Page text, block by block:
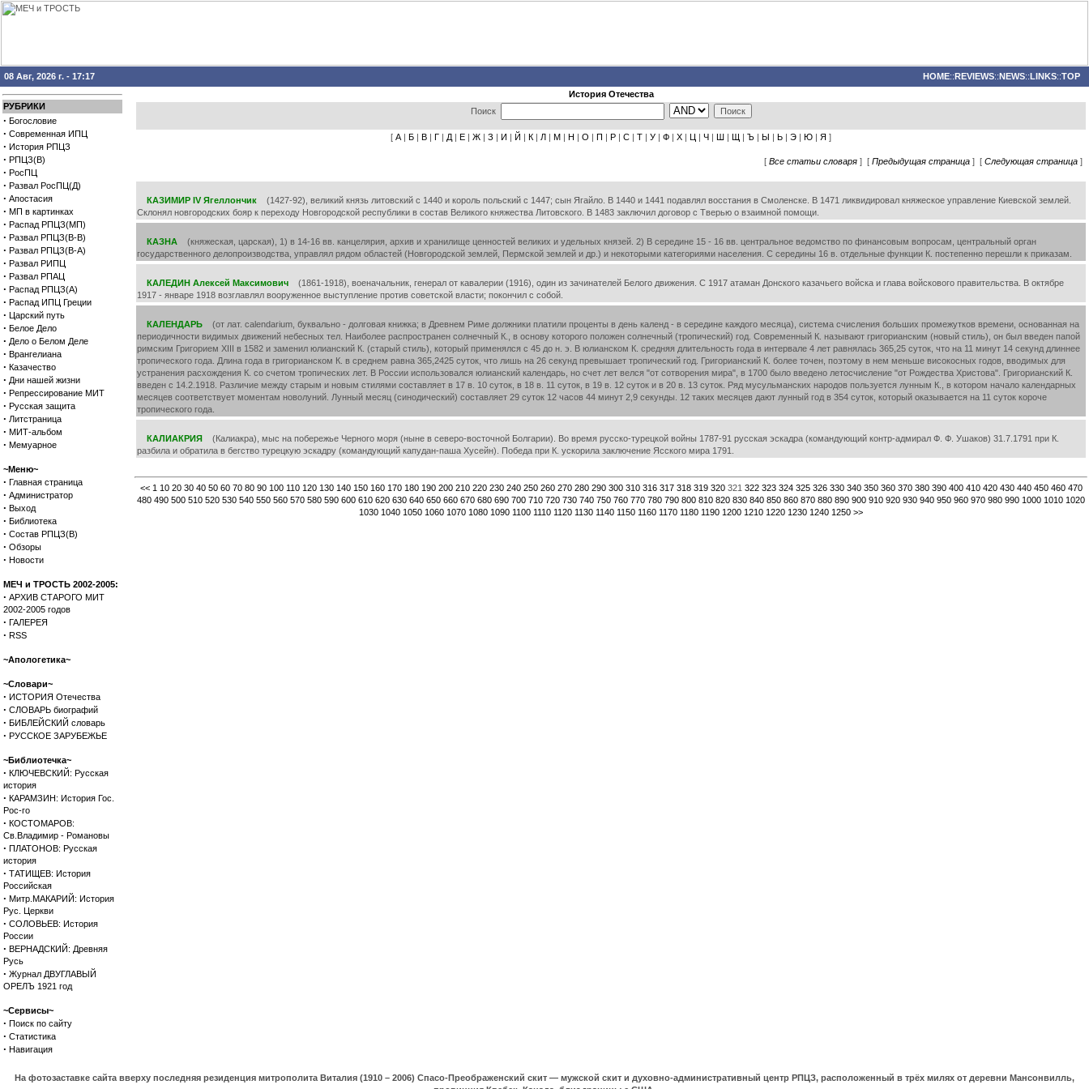
08 Авг, 2026 г. - 17:17 HOME::REVIEWS::NEWS::LINKS::TOP
РУБРИКИ
· Богословие
· Современная ИПЦ
· История РПЦЗ
· РПЦЗ(В)
· РосПЦ
· Развал РосПЦ(Д)
· Апостасия
· МП в картинках
· Распад РПЦЗ(МП)
· Развал РПЦЗ(В-В)
· Развал РПЦЗ(В-А)
· Развал РИПЦ
· Развал РПАЦ
· Распад РПЦЗ(А)
· Распад ИПЦ Греции
· Царский путь
· Белое Дело
· Дело о Белом Деле
· Врангелиана
· Казачество
· Дни нашей жизни
· Репрессирование МИТ
· Русская защита
· Литстраница
· МИТ-альбом
· Мемуарное
~Меню~
· Главная страница
· Администратор
· Выход
· Библиотека
· Состав РПЦЗ(В)
· Обзоры
· Новости
МЕЧ и ТРОСТЬ 2002-2005:
· АРХИВ СТАРОГО МИТ
2002-2005 годов
· ГАЛЕРЕЯ
· RSS
~Апологетика~
~Словари~
· ИСТОРИЯ Отечества
· СЛОВАРЬ биографий
· БИБЛЕЙСКИЙ словарь
· РУССКОЕ ЗАРУБЕЖЬЕ
~Библиотечка~
· КЛЮЧЕВСКИЙ: Русская
история
· КАРАМЗИН: История Гос.
Рос-го
· КОСТОМАРОВ:
Св.Владимир - Романовы
· ПЛАТОНОВ: Русская
история
· ТАТИЩЕВ: История
Российская
· Митр.МАКАРИЙ: История
Рус. Церкви
· СОЛОВЬЕВ: История
России
· ВЕРНАДСКИЙ: Древняя
Русь
· Журнал ДВУГЛАВЫЙ
ОРЕЛЪ 1921 год
~Сервисы~
· Поиск по сайту
· Статистика
· Навигация
История Отечества
Поиск
[ А | Б | В | Г | Д | Е | Ж | З | И | Й | К | Л | М | Н | О | П | Р | С | Т | У | Ф | Х | Ц | Ч | Ш | Щ | Ъ | Ы | Ь | Э | Ю | Я ]
[ Все статьи словаря ] [ Предыдущая страница ] [ Следующая страница ]
КАЗИМИР IV Ягеллончик (1427-92), великий князь литовский с 1440 и король польский с 1447; сын Ягайло. В 1440 и 1441 подавлял восстания в Смоленске. В 1471 ликвидировал княжеское управление Киевской землей.
Склонял новгородских бояр к переходу Новгородской республики в состав Великого княжества Литовского. В 1483 заключил договор с Тверью о взаимной помощи.
КАЗНА (княжеская, царская), 1) в 14-16 вв. канцелярия, архив и хранилище ценностей великих и удельных князей. 2) В середине 15 - 16 вв. центральное ведомство по финансовым вопросам, центральный орган
государственного делопроизводства, управлял рядом областей (Новгородской землей, Пермской землей и др.) и некоторыми категориями населения. С середины 16 в. отдельные функции К. постепенно перешли к приказам.
КАЛЕДИН Алексей Максимович (1861-1918), военачальник, генерал от кавалерии (1916), один из зачинателей Белого движения. С 1917 атаман Донского казачьего войска и глава войскового правительства. В октябре
1917 - январе 1918 возглавлял вооруженное выступление против советской власти; покончил с собой.
КАЛЕНДАРЬ (от лат. calendarium, буквально - долговая книжка; в Древнем Риме должники платили проценты в день календ - в середине каждого месяца), система счисления больших промежутков времени, основанная на
периодичности видимых движений небесных тел. Наиболее распространен солнечный К., в основу которого положен солнечный (тропический) год. Современный К. называют григорианским (новый стиль), он был введен папой
римским Григорием XIII в 1582 и заменил юлианский К. (старый стиль), который применялся с 45 до н. э. В юлианском К. средняя длительность года в интервале 4 лет равнялась 365,25 суток, что на 11 минут 14 секунд длиннее
тропического года. Длина года в григорианском К. в среднем равна 365,2425 суток, что лишь на 26 секунд превышает тропический год. Григорианский К. более точен, поэтому в нем меньше високосных годов, вводимых для
устранения расхождения К. со счетом тропических лет. В России использовался юлианский календарь, но счет лет велся "от сотворения мира", в 1700 было введено летосчисление "от Рождества Христова". Григорианский К.
введен с 14.2.1918. Различие между старым и новым стилями составляет в 17 в. 10 суток, в 18 в. 11 суток, в 19 в. 12 суток и в 20 в. 13 суток. Ряд мусульманских народов пользуется лунным К., в котором начало календарных
месяцев соответствует моментам новолуний. Лунный месяц (синодический) составляет 29 суток 12 часов 44 минут 2,9 секунды. 12 таких месяцев дают лунный год в 354 суток, который оказывается на 11 суток короче
тропического года.
КАЛИАКРИЯ (Калиакра), мыс на побережье Черного моря (ныне в северо-восточной Болгарии). Во время русско-турецкой войны 1787-91 русская эскадра (командующий контр-адмирал Ф. Ф. Ушаков) 31.7.1791 при К.
разбила и обратила в бегство турецкую эскадру (командующий капудан-паша Хусейн). Победа при К. ускорила заключение Ясского мира 1791.
<< 1 10 20 30 40 50 60 70 80 90 100 110 120 130 140 150 160 170 180 190 200 210 220 230 240 250 260 270 280 290 300 310 316 317 318 319 320321 322 323 324 325 326 330 340 350 360 370 380 390 400 410 420 430 440 450 460 470
480 490 500 510 520 530 540 550 560 570 580 590 600 610 620 630 640 650 660 670 680 690 700 710 720 730 740 750 760 770 780 790 800 810 820 830 840 850 860 870 880 890 900 910 920 930 940 950 960 970 980 990 1000 1010 1020
1030 1040 1050 1060 1070 1080 1090 1100 1110 1120 1130 1140 1150 1160 1170 1180 1190 1200 1210 1220 1230 1240 1250 >>
На фотозаставке сайта вверху последняя резиденция митрополита Виталия (1910 – 2006) Спасо-Преображенский скит — мужской скит и духовно-административный центр РПЦЗ, расположенный в трёх милях от деревни Мансонвилль,